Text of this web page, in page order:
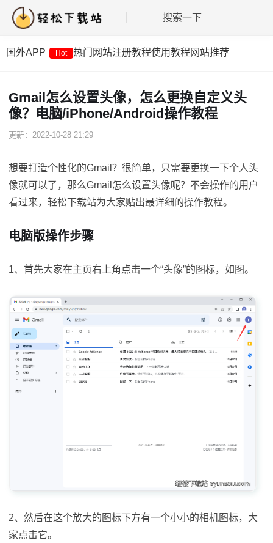
搜索一下
国外APP Hot 热门网站注册教程使用教程 网站推荐
Gmail怎么设置头像，怎么更换自定义头
像？电脑/iPhone/Android操作教程
更新：2022-10-28 21:29
想要打造个性化的Gmail？很简单，只需要更换一下个人头
像就可以了，那么Gmail怎么设置头像呢？不会操作的用户
看过来，轻松下载站为大家贴出最详细的操作教程。
电脑版操作步骤
1、首先大家在主页右上角点击一个“头像”的图标，如图。
2、然后在这个放大的图标下方有一个小小的相机图标，大
家点击它。